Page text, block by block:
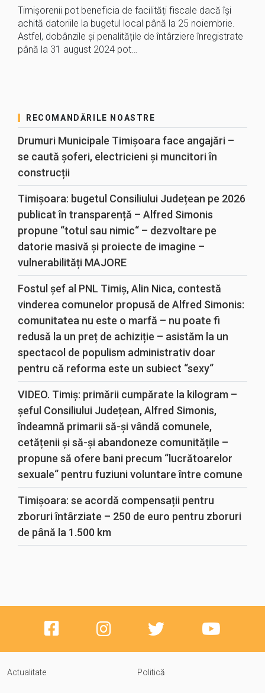
Timișorenii pot beneficia de facilități fiscale dacă își
achită datoriile la bugetul local până la 25 noiembrie.
Astfel, dobânzile și penalitățile de întârziere înregistrate
până la 31 august 2024 pot…
RECOMANDĂRILE NOASTRE
Drumuri Municipale Timișoara face angajări –
se caută șoferi, electricieni și muncitori în
construcții
Timișoara: bugetul Consiliului Județean pe 2026
publicat în transparență – Alfred Simonis
propune “totul sau nimic“ – dezvoltare pe
datorie masivă și proiecte de imagine –
vulnerabilități MAJORE
Fostul șef al PNL Timiș, Alin Nica, contestă
vinderea comunelor propusă de Alfred Simonis:
comunitatea nu este o marfă – nu poate fi
redusă la un preț de achiziție – asistăm la un
spectacol de populism administrativ doar
pentru că reforma este un subiect “sexy“
VIDEO. Timiș: primării cumpărate la kilogram –
șeful Consiliului Județean, Alfred Simonis,
îndeamnă primarii să-și vândă comunele,
cetățenii și să-și abandoneze comunitățile –
propune să ofere bani precum “lucrătoarelor
sexuale“ pentru fuziuni voluntare între comune
Timișoara: se acordă compensații pentru
zboruri întârziate – 250 de euro pentru zboruri
de până la 1.500 km
Actualitate Politică